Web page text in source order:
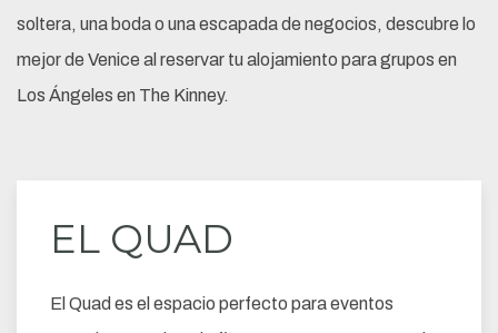
soltera, una boda o una escapada de negocios, descubre lo
mejor de Venice al reservar tu alojamiento para grupos en
Los Ángeles en The Kinney.
EL QUAD
El Quad es el espacio perfecto para eventos